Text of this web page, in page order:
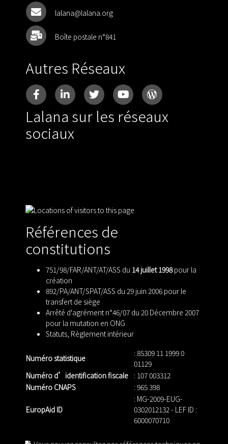
lalana@lalana.org
Boîte postale n°841
Autres Réseaux
Lalana sur les réseaux
sociaux
Références de
constitutions
751/98/FAR/ANT/AT/ASS du 14 juillet 1998pour la
création
892/PA/ANT/SPAT/ASS du 29 juin 2006 pour le
transfert de siège
Arrêté d'agrément n°46/07 du 20 Décembre 2007
pour la mutation en ONG
Statuts Règlement intérieur
Numéro statistique
: 85309 11 1999 0
01129
Numéro d’identification fiscale : 107 003312
Numéro CNAPS
: 965 398
EuropAid ID
: MG-2009-EUG-
0302012132 - LEF ID :
6000070710